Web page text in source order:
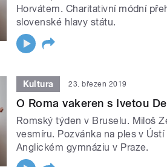
Horvátem. Charitativní módní
slovenské hlavy státu.
Kultura 23. březen 2019
O Roma vakeren s Ivetou
Romský týden v Bruselu. Miloš
vesmíru. Pozvánka na ples v
Anglickém gymnáziu v Praze.